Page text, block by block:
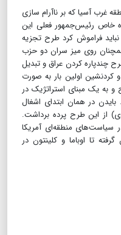
غرب آسیا که بر ناآرام سازی
خاص رئیس‌جمهور فعلی این
فراموش کرد طرح تجزیه
روی میز سران دو حزب
چندپاره کردن عراق و تبدیل
اولین بار به صورت
به یک مبنای استراتژیک در
در همان ابتدای اشغال
سال‌های ۲۰۰۳ تا ۲۰۰۷ میلادی) از این طرح پرده برداشت.
سیاست‌های منطقه‌ای آمریکا
تا اوباما و کلینتون در